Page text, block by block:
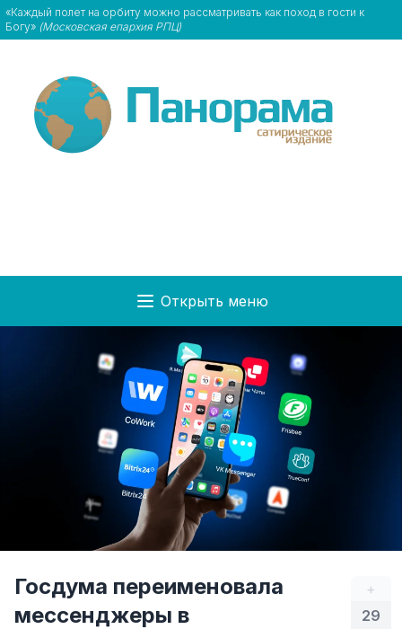
«Каждый полет на орбиту можно рассматривать как поход в гости к
Богу» (Московская епархия РПЦ)
Открыть меню
+
29
Госдума переименовала
мессенджеры в